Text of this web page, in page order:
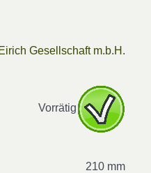
Gesellschaft m.b.H.
Vorrätig
210 mm